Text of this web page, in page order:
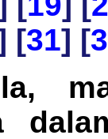
[31] [